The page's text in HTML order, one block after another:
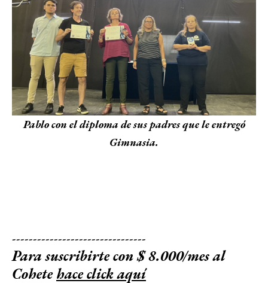
Pablo con el diploma de sus padres que le entregó
Gimnasia.
--------------------------------
Para suscribirte con $ 8.000/mes al
Cohetehace click aquí